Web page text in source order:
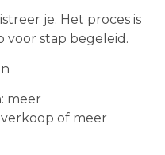
je. Het proces is
voor stap begeleid.
meer
of meer